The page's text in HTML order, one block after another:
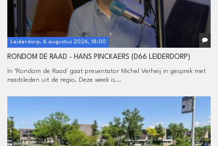
Leiderdorp, 6 augustus 2026, 18:00
RONDOM DE RAAD - HANS PINCKAERS (D66 LEIDERDORP)
In ‘Rondom de Raad' gaat presentator Michel Verheij in gesprek met
raadsleden uit de regio. Deze week is...